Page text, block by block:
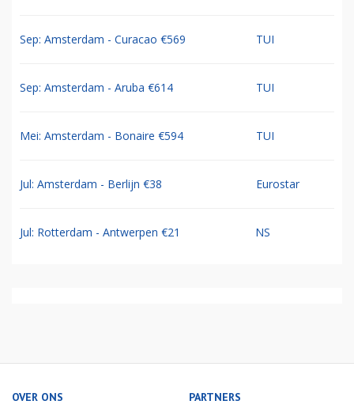
Sep: Amsterdam - Curacao €569 TUI
Sep: Amsterdam - Aruba €614 TUI
Mei: Amsterdam - Bonaire €594 TUI
Jul: Amsterdam - Berlijn €38 Eurostar
Jul: Rotterdam - Antwerpen €21 NS
OVER ONS PARTNERS